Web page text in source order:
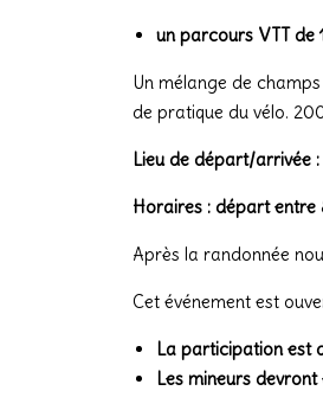
un parcours VTT de
Un mélange de
de pratique du vélo.
Lieu de départ/arrivée
Horaires : départ entre
Après la randonnée
Cet événement est
La participation est
Les mineurs